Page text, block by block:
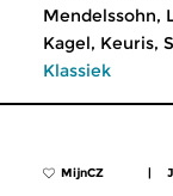
Mendelssohn,
Kagel, Keuris,
Klassiek
MijnCZ |